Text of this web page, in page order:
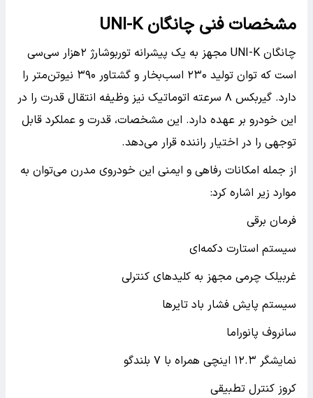
مشخصات فنی چانگان UNI-K
چانگان UNI-K مجهز به یک پیشرانه توربوشارژ ۲هزار سی‌سی
است که توان تولید ۲۳۰ اسب‌بخار و گشتاور ۳۹۰ نیوتن‌متر را
دارد. گیربکس ۸ سرعته اتوماتیک نیز وظیفه انتقال قدرت را در
این خودرو بر عهده دارد. این مشخصات، قدرت و عملکرد قابل
توجهی را در اختیار راننده قرار می‌دهد.
از جمله امکانات رفاهی و ایمنی این خودروی مدرن می‌توان به
موارد زیر اشاره کرد:
فرمان برقی
سیستم استارت دکمه‌ای
غربیلک چرمی مجهز به کلیدهای کنترلی
سیستم پایش فشار باد تایرها
سانروف پانوراما
نمایشگر ۱۲.۳ اینچی همراه با ۷ بلندگو
کروز کنترل تطبیقی